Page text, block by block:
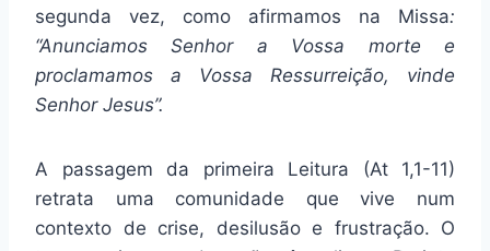
segunda vez, como afirmamos na Missa:
“Anunciamos Senhor a Vossa morte e
proclamamos a Vossa Ressurreição, vinde
Senhor Jesus”.
A passagem da primeira Leitura (At 1,1-11)
retrata uma comunidade que vive num
contexto de crise, desilusão e frustração. O